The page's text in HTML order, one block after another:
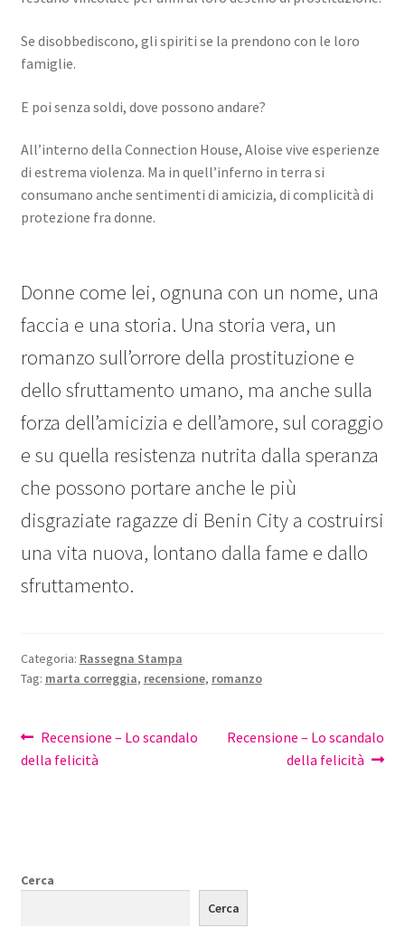
Se disobbediscono, gli spiriti se la prendono con le loro
famiglie.
E poi senza soldi, dove possono andare?
All’interno della Connection House, Aloise vive esperienze
di estrema violenza. Ma in quell’inferno in terra si
consumano anche sentimenti di amicizia, di complicità di
protezione fra donne.
Donne come lei, ognuna con un nome, una
faccia e una storia. Una storia vera, un
romanzo sull’orrore della prostituzione e
dello sfruttamento umano, ma anche sulla
forza dell’amicizia e dell’amore, sul coraggio
e su quella resistenza nutrita dalla speranza
che possono portare anche le più
disgraziate ragazze di Benin City a costruirsi
una vita nuova, lontano dalla fame e dallo
sfruttamento.
Categoria: Rassegna Stampa
Tag: marta correggia, recensione, romanzo
Navigazione
articoli
Articolo
precedente:
Recensione – Lo scandalo
della felicità
Articolo
successivo:
Recensione – Lo scandalo
della felicità
Cerca
Cerca